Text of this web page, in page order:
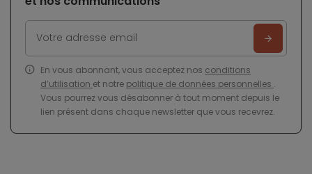
En vous abonnant, vous acceptez nos conditions
d’utilisation et notre politique de données personnelles .
Vous pourrez vous désabonner à tout moment depuis le
lien présent dans chaque newsletter que vous recevrez.